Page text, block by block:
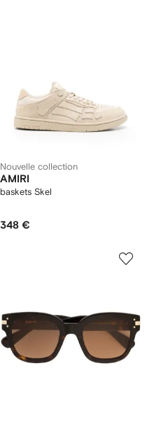
Nouvelle collection
AMIRI
baskets Skel
348 €